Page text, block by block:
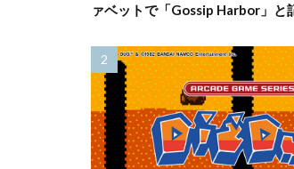
ァベットで「Gossip Harbor」と